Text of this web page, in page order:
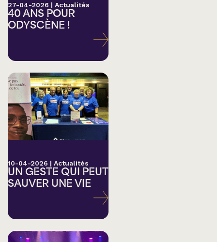
27-04-2026 | Actualités
40 ANS POUR
ODYSCÈNE !
10-04-2026 | Actualités
UN GESTE QUI PEUT
SAUVER UNE VIE